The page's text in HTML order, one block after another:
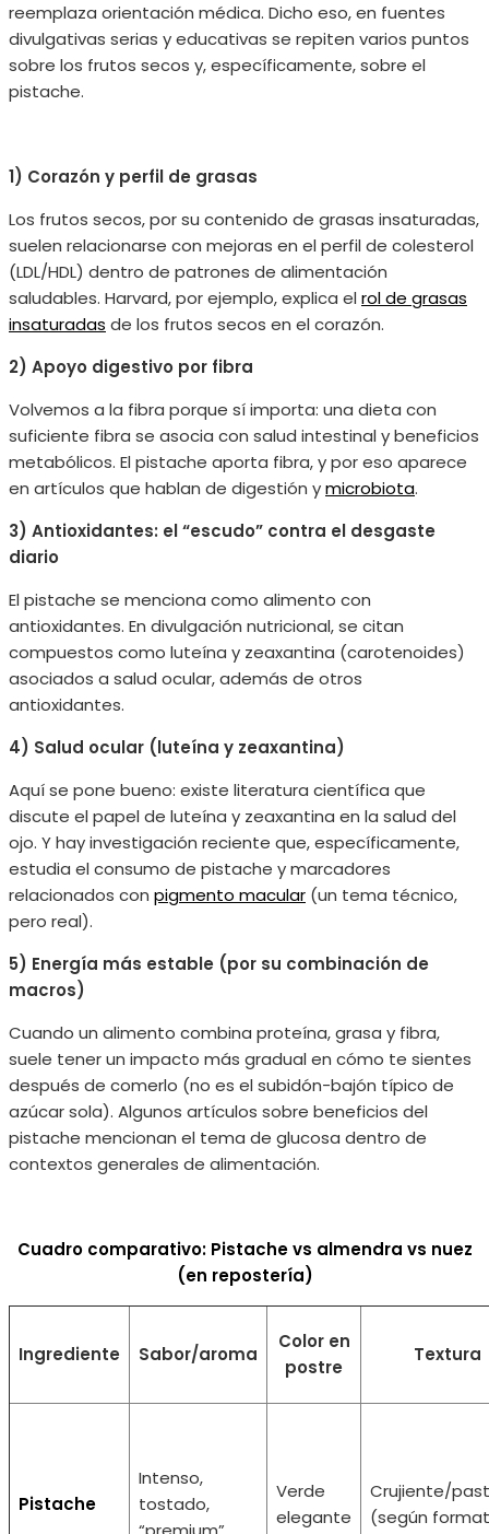
reemplaza orientación médica. Dicho eso, en fuentes
divulgativas serias y educativas se repiten varios puntos
sobre los frutos secos y, específicamente, sobre el
pistache.
1) Corazón y perfil de grasas
Los frutos secos, por su contenido de grasas insaturadas,
suelen relacionarse con mejoras en el perfil de colesterol
(LDL/HDL) dentro de patrones de alimentación
saludables. Harvard, por ejemplo, explica el rol de grasas
insaturadas de los frutos secos en el corazón.
2) Apoyo digestivo por fibra
Volvemos a la fibra porque sí importa: una dieta con
suficiente fibra se asocia con salud intestinal y beneficios
metabólicos. El pistache aporta fibra, y por eso aparece
en artículos que hablan de digestión ymicrobiota.
3) Antioxidantes: el “escudo” contra el desgaste
diario
El pistache se menciona como alimento con
antioxidantes. En divulgación nutricional, se citan
compuestos como luteína y zeaxantina (carotenoides)
asociados a salud ocular, además de otros
antioxidantes.
4) Salud ocular (luteína y zeaxantina)
Aquí se pone bueno: existe literatura científica que
discute el papel de luteína y zeaxantina en la salud del
ojo. Y hay investigación reciente que, específicamente,
estudia el consumo de pistache y marcadores
relacionados con pigmento macular (un tema técnico,
pero real).
5) Energía más estable (por su combinación de
macros)
Cuando un alimento combina proteína, grasa y fibra,
suele tener un impacto más gradual en cómo te sientes
después de comerlo (no es el subidón-bajón típico de
azúcar sola). Algunos artículos sobre beneficios del
pistache mencionan el tema de glucosa dentro de
contextos generales de alimentación.
Cuadro comparativo: Pistache vs almendra vs nuez
(en repostería)
Ingrediente Sabor/aroma
Color en
postre
Textura
Pistache
Intenso,
tostado,
Verde
elegante
Crujiente/
(según